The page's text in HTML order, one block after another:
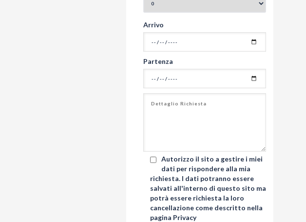
Arrivo
Partenza
Autorizzo il sito a gestire i miei
dati per rispondere alla mia
richiesta. I dati potranno essere
salvati all'interno di questo sito ma
potrà essere richiesta la loro
cancellazione come descritto nella
pagina Privacy